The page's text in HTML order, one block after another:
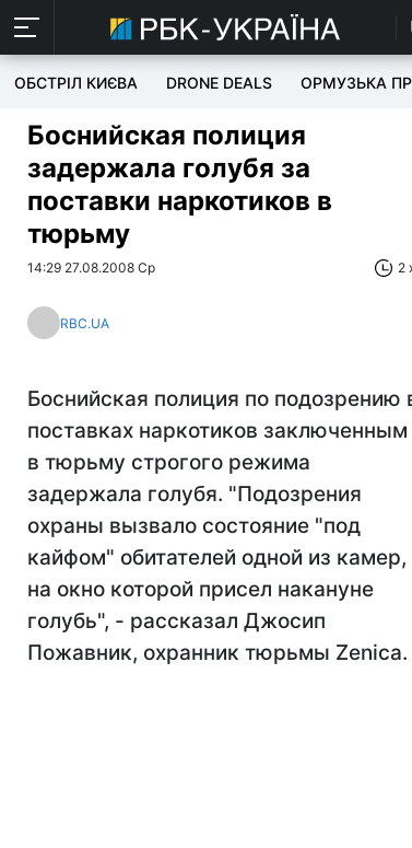
ОБСТРІЛ КИЄВА DRONE DEALS ОРМУЗЬКА
Боснийская полиция
задержала голубя за
поставки наркотиков в
тюрьму
14:29 27.08.2008 Ср 2
RBC.UA
Боснийская полиция по подозрению
поставках наркотиков заключенным
в тюрьму строгого режима
задержала голубя. "Подозрения
охраны вызвало состояние "под
кайфом" обитателей одной из камер,
на окно которой присел накануне
голубь", - рассказал Джосип
Пожавник, охранник тюрьмы Zenica.